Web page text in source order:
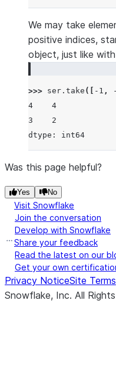
We may take
positive indices,
object, just like
>>> ser . take ([ - 1 , -
4    4
3    2
dtype: int64
Was this page helpful?
Yes No
Visit Snowflake
Join the conversation
Develop with Snowflake
Share your feedback
Read the latest on our
Get your own
Privacy NoticeSite Terms
Snowflake, Inc. All